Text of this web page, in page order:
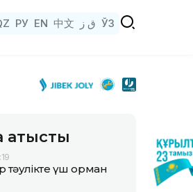
РУ EN 中文 ق ز ЎЗ
қатысты
тәулікте үш орман